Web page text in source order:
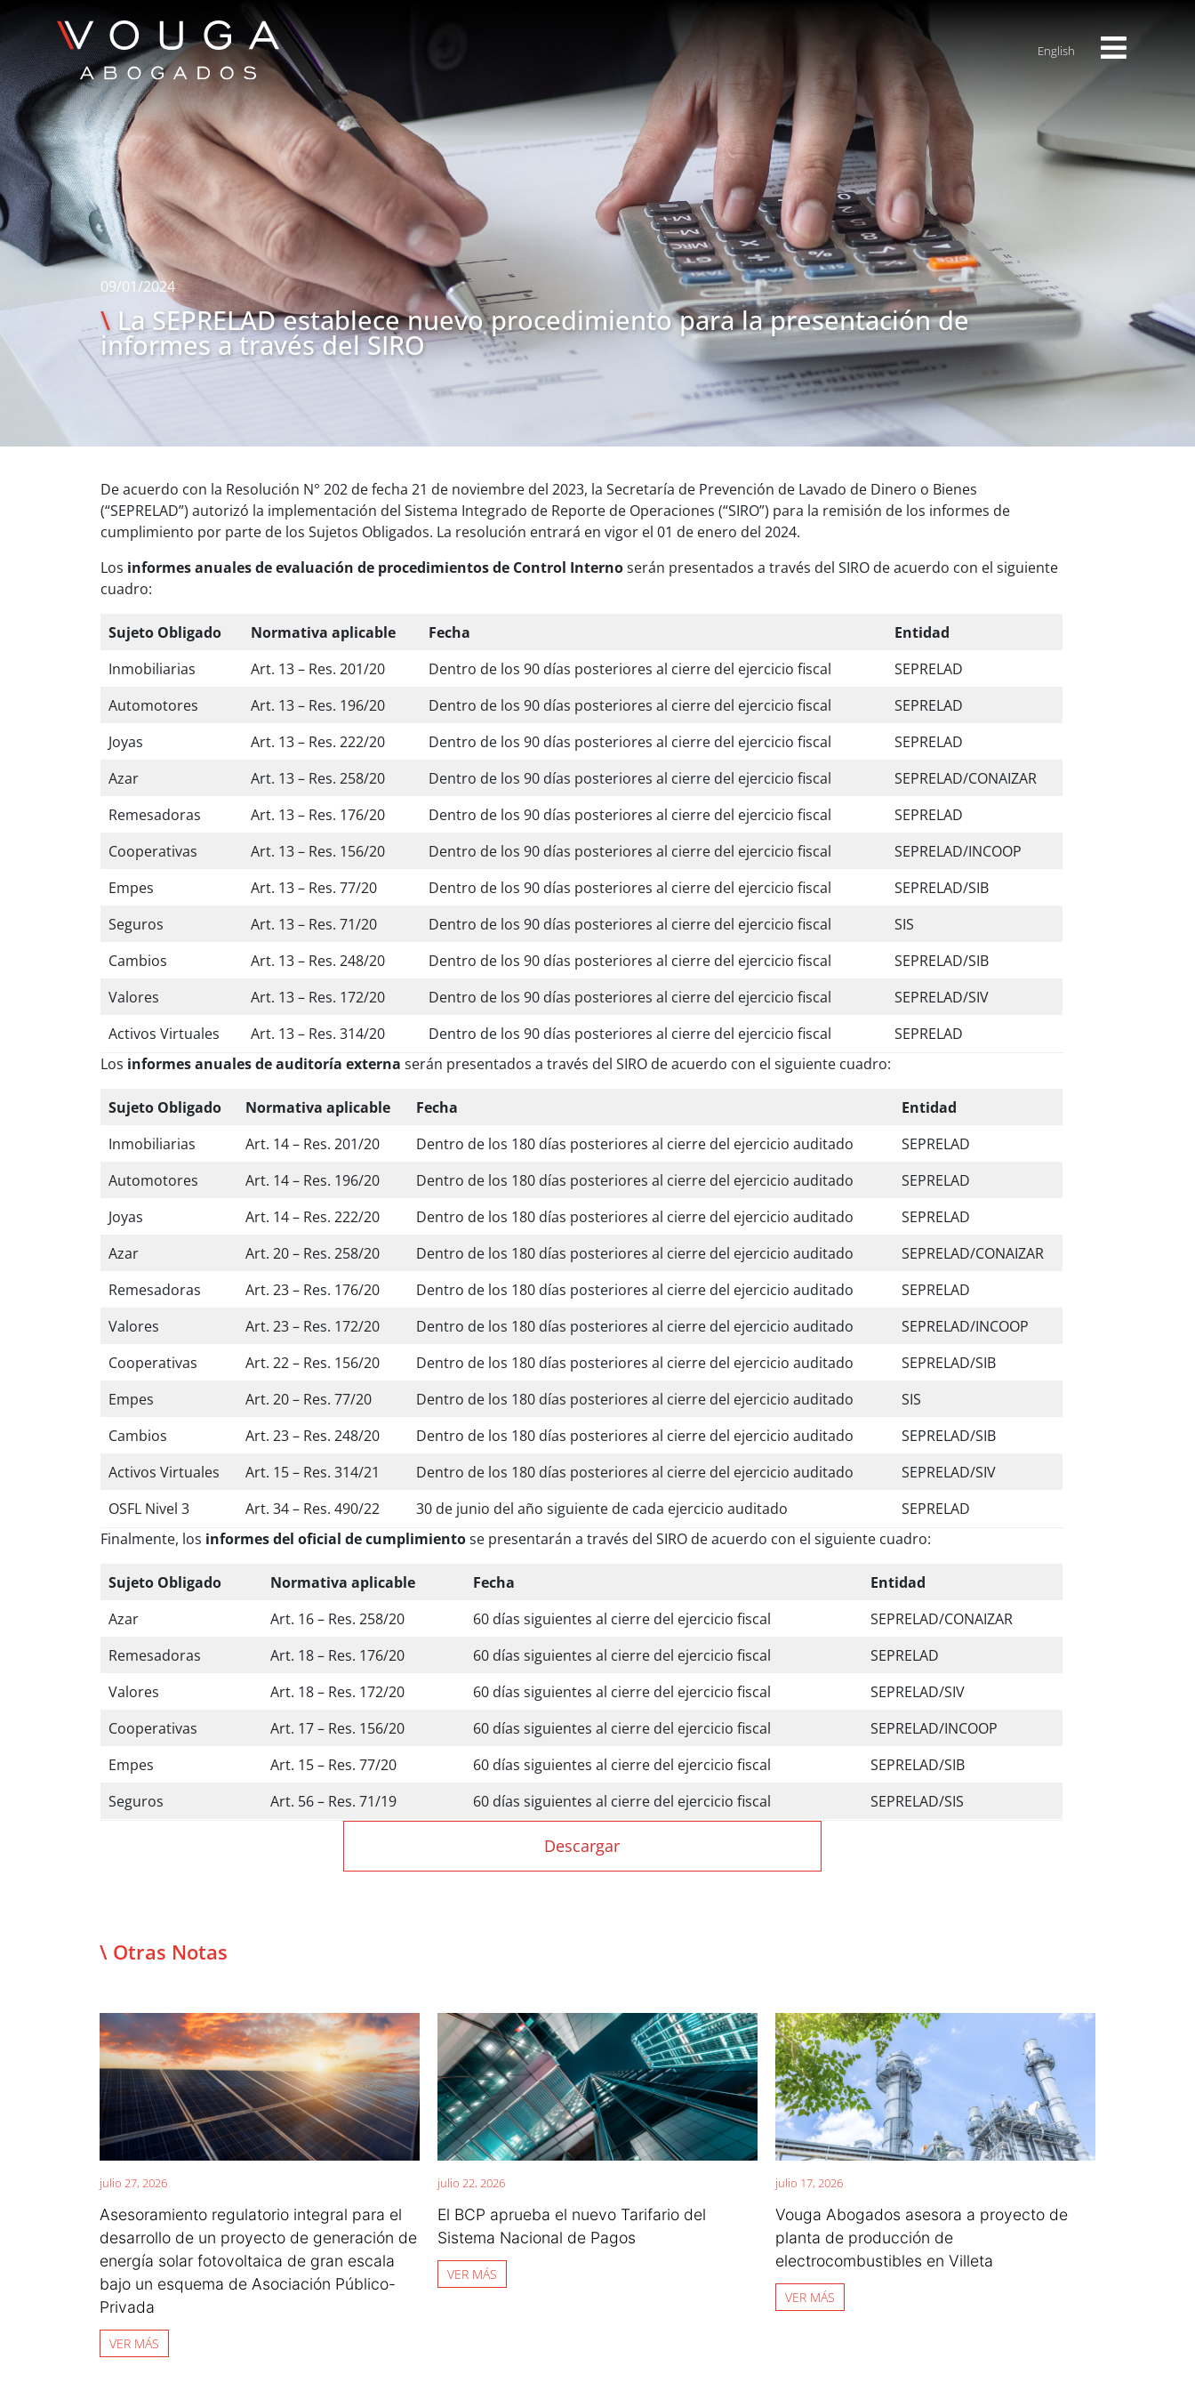
English
09/01/2024
\ La SEPRELAD establece nuevo procedimiento para la presentación de
informes a través del SIRO
De acuerdo con la Resolución N° 202 de fecha 21 de noviembre del 2023, la Secretaría de Prevención de Lavado de Dinero o Bienes
(“SEPRELAD”) autorizó la implementación del Sistema Integrado de Reporte de Operaciones (“SIRO”) para la remisión de los informes de
cumplimiento por parte de los Sujetos Obligados. La resolución entrará en vigor el 01 de enero del 2024.
Los informes anuales de evaluación de procedimientos de Control Internoserán presentados a través del SIRO de acuerdo con el siguiente
cuadro:
Sujeto Obligado Normativa aplicable Fecha
Entidad
Inmobiliarias
Art. 13 – Res. 201/20 Dentro de los 90 días posteriores al cierre del ejercicio fiscal
SEPRELAD
Automotores
Art. 13 – Res. 196/20 Dentro de los 90 días posteriores al cierre del ejercicio fiscal
SEPRELAD
Joyas
Art. 13 – Res. 222/20 Dentro de los 90 días posteriores al cierre del ejercicio fiscal
SEPRELAD
Azar
Art. 13 – Res. 258/20 Dentro de los 90 días posteriores al cierre del ejercicio fiscal
SEPRELAD/CONAIZAR
Remesadoras
Art. 13 – Res. 176/20 Dentro de los 90 días posteriores al cierre del ejercicio fiscal
SEPRELAD
Cooperativas
Art. 13 – Res. 156/20 Dentro de los 90 días posteriores al cierre del ejercicio fiscal
SEPRELAD/INCOOP
Empes
Art. 13 – Res. 77/20 Dentro de los 90 días posteriores al cierre del ejercicio fiscal
SEPRELAD/SIB
Seguros
Art. 13 – Res. 71/20 Dentro de los 90 días posteriores al cierre del ejercicio fiscal
SIS
Cambios
Art. 13 – Res. 248/20 Dentro de los 90 días posteriores al cierre del ejercicio fiscal
SEPRELAD/SIB
Valores
Art. 13 – Res. 172/20 Dentro de los 90 días posteriores al cierre del ejercicio fiscal
SEPRELAD/SIV
Activos Virtuales
Art. 13 – Res. 314/20 Dentro de los 90 días posteriores al cierre del ejercicio fiscal
SEPRELAD
Los informes anuales de auditoría externa serán presentados a través del SIRO de acuerdo con el siguiente cuadro:
Sujeto Obligado Normativa aplicable Fecha
Entidad
Inmobiliarias
Art. 14 – Res. 201/20 Dentro de los 180 días posteriores al cierre del ejercicio auditado
SEPRELAD
Automotores
Art. 14 – Res. 196/20 Dentro de los 180 días posteriores al cierre del ejercicio auditado
SEPRELAD
Joyas
Art. 14 – Res. 222/20 Dentro de los 180 días posteriores al cierre del ejercicio auditado
SEPRELAD
Azar
Art. 20 – Res. 258/20 Dentro de los 180 días posteriores al cierre del ejercicio auditado
SEPRELAD/CONAIZAR
Remesadoras
Art. 23 – Res. 176/20 Dentro de los 180 días posteriores al cierre del ejercicio auditado
SEPRELAD
Valores
Art. 23 – Res. 172/20 Dentro de los 180 días posteriores al cierre del ejercicio auditado
SEPRELAD/INCOOP
Cooperativas
Art. 22 – Res. 156/20 Dentro de los 180 días posteriores al cierre del ejercicio auditado
SEPRELAD/SIB
Empes
Art. 20 – Res. 77/20 Dentro de los 180 días posteriores al cierre del ejercicio auditado
SIS
Cambios
Art. 23 – Res. 248/20 Dentro de los 180 días posteriores al cierre del ejercicio auditado
SEPRELAD/SIB
Activos Virtuales
Art. 15 – Res. 314/21 Dentro de los 180 días posteriores al cierre del ejercicio auditado
SEPRELAD/SIV
OSFL Nivel 3
Art. 34 – Res. 490/22 30 de junio del año siguiente de cada ejercicio auditado
SEPRELAD
Finalmente, los informes del oficial de cumplimientose presentarán a través del SIRO de acuerdo con el siguiente cuadro:
Sujeto Obligado Normativa aplicable Fecha
Entidad
Azar
Art. 16 – Res. 258/20 60 días siguientes al cierre del ejercicio fiscal
SEPRELAD/CONAIZAR
Remesadoras
Art. 18 – Res. 176/20 60 días siguientes al cierre del ejercicio fiscal
SEPRELAD
Valores
Art. 18 – Res. 172/20 60 días siguientes al cierre del ejercicio fiscal
SEPRELAD/SIV
Cooperativas
Art. 17 – Res. 156/20 60 días siguientes al cierre del ejercicio fiscal
SEPRELAD/INCOOP
Empes
Art. 15 – Res. 77/20 60 días siguientes al cierre del ejercicio fiscal
SEPRELAD/SIB
Seguros
Art. 56 – Res. 71/19 60 días siguientes al cierre del ejercicio fiscal SEPRELAD/SIS
Descargar
\ Otras Notas
julio 27, 2026
Asesoramiento regulatorio integral para el
desarrollo de un proyecto de generación de
energía solar fotovoltaica de gran escala
bajo un esquema de Asociación Público-
Privada
VER MÁS
julio 22, 2026
El BCP aprueba el nuevo Tarifario del
Sistema Nacional de Pagos
VER MÁS
julio 17, 2026
Vouga Abogados asesora a proyecto de
planta de producción de
electrocombustibles en Villeta
VER MÁS